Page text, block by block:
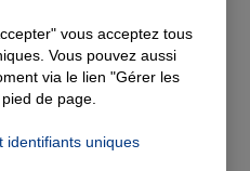
vous acceptez tous
Vous pouvez aussi
via le lien "Gérer les
de page.
identifiants uniques